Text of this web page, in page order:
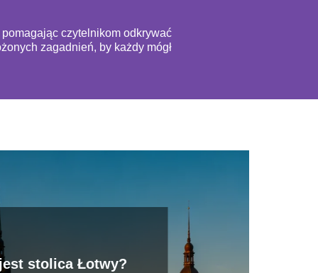
czytelnikom odkrywać
zagadnień, by każdy mógł
stolica Łotwy?